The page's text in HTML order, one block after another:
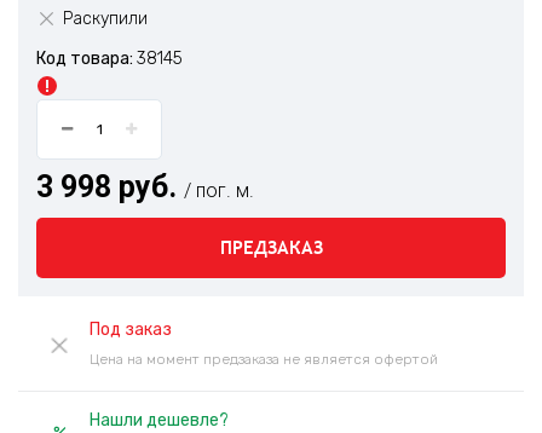
Раскупили
Код товара: 38145
3 998 руб. / пог. м.
ПРЕДЗАКАЗ
Под заказ
Цена на момент предзаказа не является офертой
Нашли дешевле?